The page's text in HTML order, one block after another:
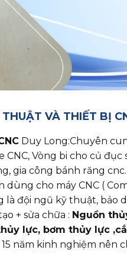
THUẬT VÀ THIẾT BỊ
Duy Long:Chuyên
CNC, Vòng bi cho củ đục
gia công bánh răng
dùng cho máy CNC (
đội ngũ kỹ thuật, bảo
+ sửa chữa : Nguồn
lực, bơm thủy lực
15 năm kinh nghiệm nên